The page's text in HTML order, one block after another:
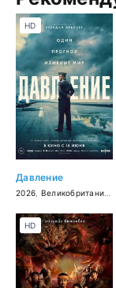
Давление
2026 Великобритания
HD
HD